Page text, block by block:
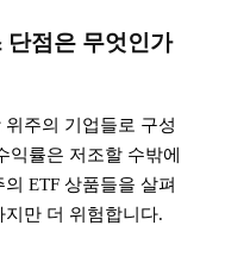
단점은 무엇인가
주의 기업들로 구성
익률은 저조할 수밖에
ETF 상품들을 살펴
만 더 위험합니다.